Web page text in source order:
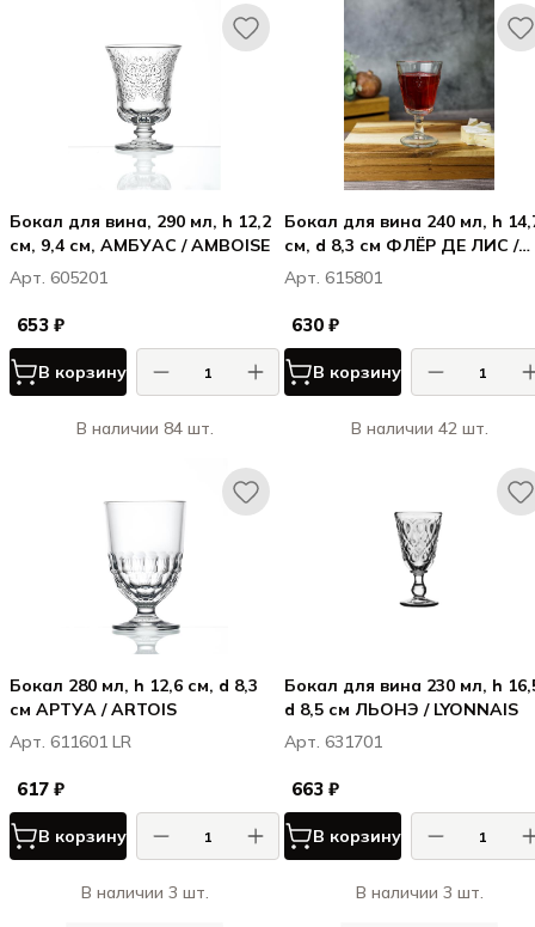
Бокал для вина, 290 мл, h 12,2
см, 9,4 см, АМБУАС / AMBOISE
Арт. 605201
653 ₽
В корзину
В наличии 84 шт.
Бокал для вина 240 мл, h
см, d 8,3 см ФЛЁР ДЕ ЛИС /
FLEUR DE LYS
Арт. 615801
630 ₽
В корзину
В наличии 42 шт.
Бокал 280 мл, h 12,6 см, d 8,3
см АРТУА / ARTOIS
Арт. 611601 LR
617 ₽
В корзину
В наличии 3 шт.
Бокал для вина 230 мл, h
d 8,5 см ЛЬОНЭ / LYONNAIS
Арт. 631701
663 ₽
В корзину
В наличии 3 шт.